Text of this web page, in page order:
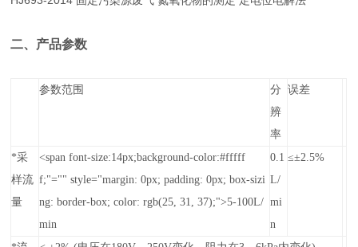
二、产品参数
参数范围
分
辨
率
误差
*采
样流
量
<span font-size:14px;background-color:#fffff
f;"="" style="margin: 0px; padding: 0px; box-sizi
ng: border-box; color: rgb(25, 31, 37);">5-100L/
min
0.1
L/
mi
n
≤±2.5%